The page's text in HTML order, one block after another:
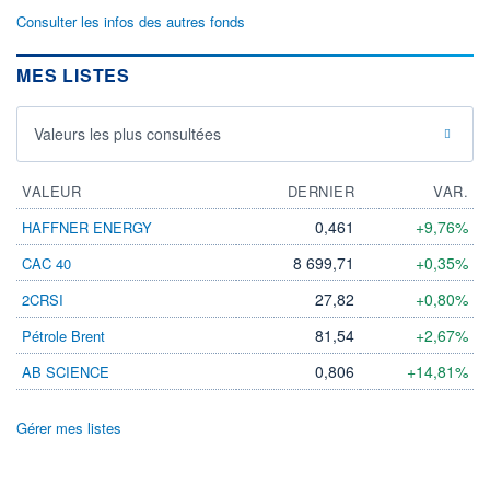
Consulter les infos des autres fonds
MES LISTES
Valeurs les plus consultées
VALEUR DERNIER
VAR.
HAFFNER ENERGY
0,461 +9,76%
CAC 40 8 699,71 +0,35%
2CRSI 27,82 +0,80%
Pétrole Brent 81,54 +2,67%
AB SCIENCE 0,806 +14,81%
Gérer mes listes